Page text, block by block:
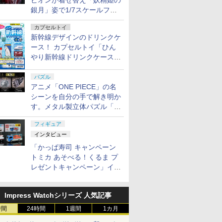
銀月」姿で1/7スケールフィ
ギュア化！
カプセルトイ
新幹線デザインのドリンクケ
ース！ カプセルトイ「ひん
やり新幹線ドリンクケース」
パズル
アニメ「ONE PIECE」の名
シーンを自分の手で解き明か
す。メタル製立体パズル「は
ずる ONE PIECE」シリーズ
3種が登場
フィギュア
インタビュー
「かっぱ寿司 キャンペーン
トミカ あそべる！くるま プ
レゼントキャンペーン」イン
Impress Watchシリーズ 人気記事
24時間 1週間 1カ月